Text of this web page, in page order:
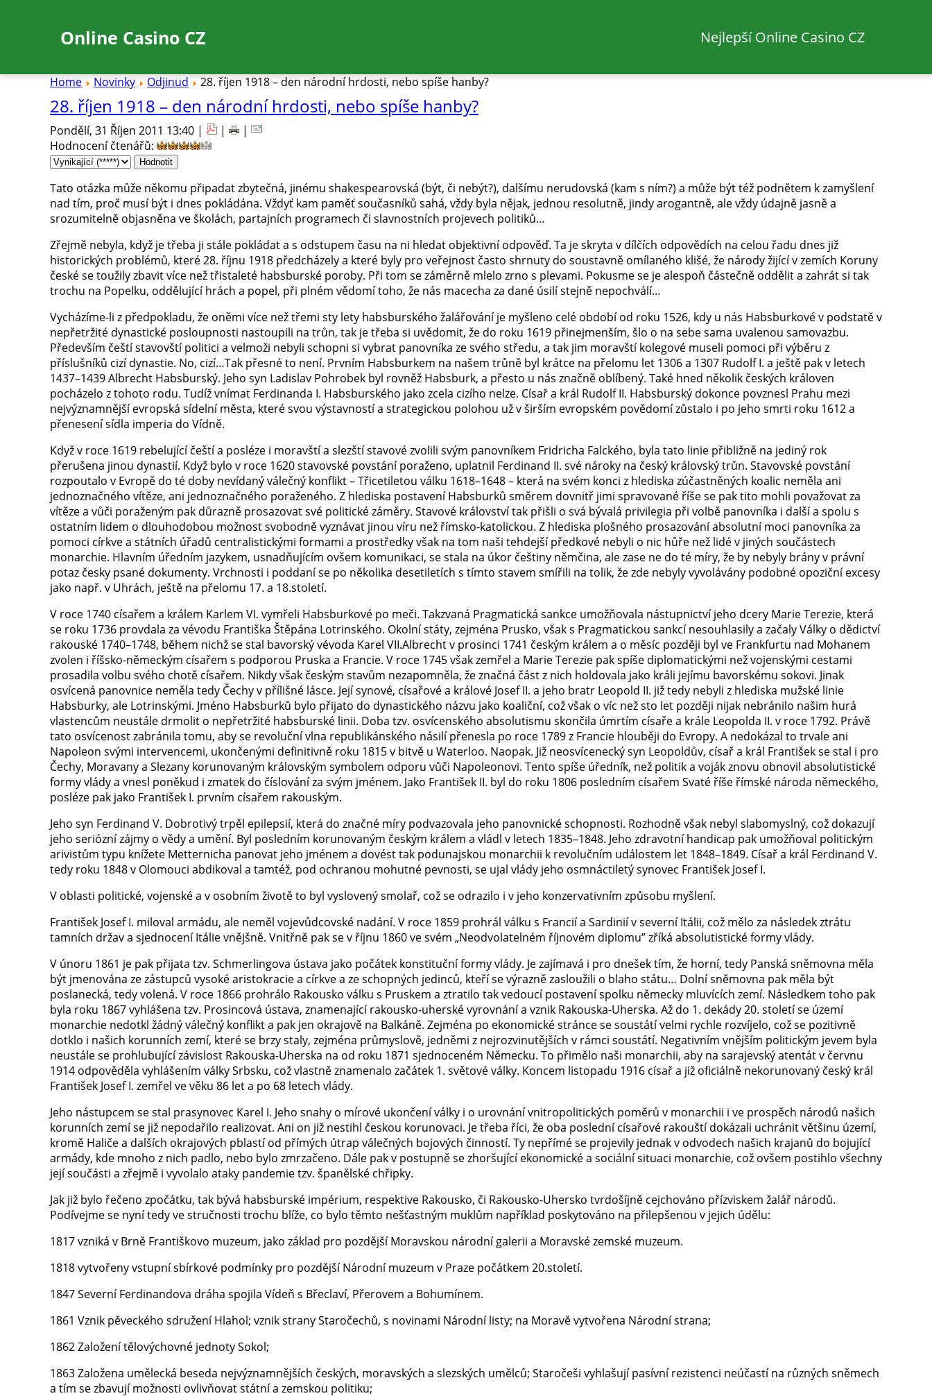
Online Casino CZ Nejlepší Online Casino CZ
Home Novinky Odjinud 28. říjen 1918 – den národní hrdosti, nebo spíše hanby?
28. říjen 1918 – den národní hrdosti, nebo spíše hanby?
Pondělí, 31 Říjen 2011 13:40 | |
|
Hodnocení čtenářů:
Tato otázka může někomu připadat zbytečná, jinému shakespearovská (být, či nebýt?), dalšímu nerudovská (kam s ním?) a může být též podnětem k zamyšlení
nad tím, proč musí být i dnes pokládána. Vždyť kam paměť současníků sahá, vždy byla nějak, jednou resolutně, jindy arogantně, ale vždy údajně jasně a
srozumitelně objasněna ve školách, partajních programech či slavnostních projevech politiků…
Zřejmě nebyla, když je třeba ji stále pokládat a s odstupem času na ni hledat objektivní odpověď. Ta je skryta v dílčích odpovědích na celou řadu dnes již
historických problémů, které 28. říjnu 1918 předcházely a které byly pro veřejnost často shrnuty do soustavně omílaného klišé, že národy žijící v zemích Koruny
české se toužily zbavit více než třistaleté habsburské poroby. Při tom se záměrně mlelo zrno s plevami. Pokusme se je alespoň částečně oddělit a zahrát si tak
trochu na Popelku, oddělující hrách a popel, při plném vědomí toho, že nás macecha za dané úsilí stejně nepochválí…
Vycházíme-li z předpokladu, že oněmi více než třemi sty lety habsburského žalářování je myšleno celé období od roku 1526, kdy u nás Habsburkové v podstatě v
nepřetržité dynastické posloupnosti nastoupili na trůn, tak je třeba si uvědomit, že do roku 1619 přinejmenším, šlo o na sebe sama uvalenou samovazbu.
Především čeští stavovští politici a velmoži nebyli schopni si vybrat panovníka ze svého středu, a tak jim moravští kolegové museli pomoci při výběru z
příslušníků cizí dynastie. No, cizí…Tak přesné to není. Prvním Habsburkem na našem trůně byl krátce na přelomu let 1306 a 1307 Rudolf I. a ještě pak v letech
1437–1439 Albrecht Habsburský. Jeho syn Ladislav Pohrobek byl rovněž Habsburk, a přesto u nás značně oblíbený. Také hned několik českých královen
pocházelo z tohoto rodu. Tudíž vnímat Ferdinanda I. Habsburského jako zcela cizího nelze. Císař a král Rudolf II. Habsburský dokonce povznesl Prahu mezi
nejvýznamnější evropská sídelní města, které svou výstavností a strategickou polohou už v širším evropském povědomí zůstalo i po jeho smrti roku 1612 a
přenesení sídla imperia do Vídně.
Když v roce 1619 rebelující čeští a posléze i moravští a slezští stavové zvolili svým panovníkem Fridricha Falckého, byla tato linie přibližně na jediný rok
přerušena jinou dynastií. Když bylo v roce 1620 stavovské povstání poraženo, uplatnil Ferdinand II. své nároky na český královský trůn. Stavovské povstání
rozpoutalo v Evropě do té doby nevídaný válečný konflikt – Třicetiletou válku 1618–1648 – která na svém konci z hlediska zúčastněných koalic neměla ani
jednoznačného vítěze, ani jednoznačného poraženého. Z hlediska postavení Habsburků směrem dovnitř jimi spravované říše se pak tito mohli považovat za
vítěze a vůči poraženým pak důrazně prosazovat své politické záměry. Stavové království tak přišli o svá bývalá privilegia při volbě panovníka i další a spolu s
ostatním lidem o dlouhodobou možnost svobodně vyznávat jinou víru než římsko-katolickou. Z hlediska plošného prosazování absolutní moci panovníka za
pomoci církve a státních úřadů centralistickými formami a prostředky však na tom naši tehdejší předkové nebyli o nic hůře než lidé v jiných součástech
monarchie. Hlavním úředním jazykem, usnadňujícím ovšem komunikaci, se stala na úkor češtiny němčina, ale zase ne do té míry, že by nebyly brány v právní
potaz česky psané dokumenty. Vrchnosti i poddaní se po několika desetiletích s tímto stavem smířili na tolik, že zde nebyly vyvolávány podobné opoziční excesy
jako např. v Uhrách, ještě na přelomu 17. a 18.století.
V roce 1740 císařem a králem Karlem VI. vymřeli Habsburkové po meči. Takzvaná Pragmatická sankce umožňovala nástupnictví jeho dcery Marie Terezie, která
se roku 1736 provdala za vévodu Františka Štěpána Lotrinského. Okolní státy, zejména Prusko, však s Pragmatickou sankcí nesouhlasily a začaly Války o dědictví
rakouské 1740–1748, během nichž se stal bavorský vévoda Karel VII.Albrecht v prosinci 1741 českým králem a o měsíc později byl ve Frankfurtu nad Mohanem
zvolen i říšsko-německým císařem s podporou Pruska a Francie. V roce 1745 však zemřel a Marie Terezie pak spíše diplomatickými než vojenskými cestami
prosadila volbu svého chotě císařem. Nikdy však českým stavům nezapomněla, že značná část z nich holdovala jako králi jejímu bavorskému sokovi. Jinak
osvícená panovnice neměla tedy Čechy v přílišné lásce. Její synové, císařové a králové Josef II. a jeho bratr Leopold II. již tedy nebyli z hlediska mužské linie
Habsburky, ale Lotrinskými. Jméno Habsburků bylo přijato do dynastického názvu jako koaliční, což však o víc než sto let později nijak nebránilo našim hurá
vlastencům neustále drmolit o nepřetržité habsburské linii. Doba tzv. osvícenského absolutismu skončila úmrtím císaře a krále Leopolda II. v roce 1792. Právě
tato osvícenost zabránila tomu, aby se revoluční vlna republikánského násilí přenesla po roce 1789 z Francie hlouběji do Evropy. A nedokázal to trvale ani
Napoleon svými intervencemi, ukončenými definitivně roku 1815 v bitvě u Waterloo. Naopak. Již neosvícenecký syn Leopoldův, císař a král František se stal i pro
Čechy, Moravany a Slezany korunovaným královským symbolem odporu vůči Napoleonovi. Tento spíše úředník, než politik a voják znovu obnovil absolutistické
formy vlády a vnesl poněkud i zmatek do číslování za svým jménem. Jako František II. byl do roku 1806 posledním císařem Svaté říše římské národa německého,
posléze pak jako František I. prvním císařem rakouským.
Jeho syn Ferdinand V. Dobrotivý trpěl epilepsií, která do značné míry podvazovala jeho panovnické schopnosti. Rozhodně však nebyl slabomyslný, což dokazují
jeho seriózní zájmy o vědy a umění. Byl posledním korunovaným českým králem a vládl v letech 1835–1848. Jeho zdravotní handicap pak umožňoval politickým
arivistům typu knížete Metternicha panovat jeho jménem a dovést tak podunajskou monarchii k revolučním událostem let 1848–1849. Císař a král Ferdinand V.
tedy roku 1848 v Olomouci abdikoval a tamtéž, pod ochranou mohutné pevnosti, se ujal vlády jeho osmnáctiletý synovec František Josef I.
V oblasti politické, vojenské a v osobním životě to byl vyslovený smolař, což se odrazilo i v jeho konzervativním způsobu myšlení.
František Josef I. miloval armádu, ale neměl vojevůdcovské nadání. V roce 1859 prohrál válku s Francií a Sardinií v severní Itálii, což mělo za následek ztrátu
tamních držav a sjednocení Itálie vnějšně. Vnitřně pak se v říjnu 1860 ve svém „Neodvolatelném říjnovém diplomu” zříká absolutistické formy vlády.
V únoru 1861 je pak přijata tzv. Schmerlingova ústava jako počátek konstituční formy vlády. Je zajímavá i pro dnešek tím, že horní, tedy Panská sněmovna měla
být jmenována ze zástupců vysoké aristokracie a církve a ze schopných jedinců, kteří se výrazně zasloužili o blaho státu… Dolní sněmovna pak měla být
poslanecká, tedy volená. V roce 1866 prohrálo Rakousko válku s Pruskem a ztratilo tak vedoucí postavení spolku německy mluvících zemí. Následkem toho pak
byla roku 1867 vyhlášena tzv. Prosincová ústava, znamenající rakousko-uherské vyrovnání a vznik Rakouska-Uherska. Až do 1. dekády 20. století se území
monarchie nedotkl žádný válečný konflikt a pak jen okrajově na Balkáně. Zejména po ekonomické stránce se soustátí velmi rychle rozvíjelo, což se pozitivně
dotklo i našich korunních zemí, které se brzy staly, zejména průmyslově, jedněmi z nejrozvinutějších v rámci soustátí. Negativním vnějším politickým jevem byla
neustále se prohlubující závislost Rakouska-Uherska na od roku 1871 sjednoceném Německu. To přimělo naši monarchii, aby na sarajevský atentát v červnu
1914 odpověděla vyhlášením války Srbsku, což vlastně znamenalo začátek 1. světové války. Koncem listopadu 1916 císař a již oficiálně nekorunovaný český král
František Josef I. zemřel ve věku 86 let a po 68 letech vlády.
Jeho nástupcem se stal prasynovec Karel I. Jeho snahy o mírové ukončení války i o urovnání vnitropolitických poměrů v monarchii i ve prospěch národů našich
korunních zemí se již nepodařilo realizovat. Ani on již nestihl českou korunovaci. Je třeba říci, že oba poslední císařové rakouští dokázali uchránit většinu území,
kromě Haliče a dalších okrajových pblastí od přímých útrap válečných bojových činností. Ty nepřímé se projevily jednak v odvodech našich krajanů do bojující
armády, kde mnoho z nich padlo, nebo bylo zmrzačeno. Dále pak v postupně se zhoršující ekonomické a sociální situaci monarchie, což ovšem postihlo všechny
její součásti a zřejmě i vyvolalo ataky pandemie tzv. španělské chřipky.
Jak již bylo řečeno zpočátku, tak bývá habsburské impérium, respektive Rakousko, či Rakousko-Uhersko tvrdošíjně cejchováno přízviskem žalář národů.
Podívejme se nyní tedy ve stručnosti trochu blíže, co bylo těmto nešťastným muklům například poskytováno na přilepšenou v jejich údělu:
1817 vzniká v Brně Františkovo muzeum, jako základ pro pozdější Moravskou národní galerii a Moravské zemské muzeum.
1818 vytvořeny vstupní sbírkové podmínky pro pozdější Národní muzeum v Praze počátkem 20.století.
1847 Severní Ferdinandova dráha spojila Vídeň s Břeclaví, Přerovem a Bohumínem.
1861 Vznik pěveckého sdružení Hlahol; vznik strany Staročechů, s novinami Národní listy; na Moravě vytvořena Národní strana;
1862 Založení tělovýchovné jednoty Sokol;
1863 Založena umělecká beseda nejvýznamnějších českých, moravských a slezských umělců; Staročeši vyhlašují pasívní rezistenci neúčastí na různých sněmech
a tím se zbavují možnosti ovlivňovat státní a zemskou politiku;